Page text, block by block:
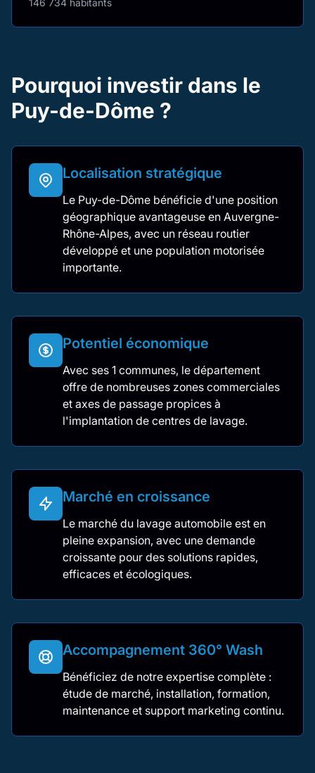
Pourquoi investir dans le
Puy-de-Dôme ?
Localisation stratégique
Le Puy-de-Dôme bénéficie d'une position
géographique avantageuse en Auvergne-
Rhône-Alpes, avec un réseau routier
développé et une population motorisée
importante.
Potentiel économique
Avec ses 1 communes, le département
offre de nombreuses zones commerciales
et axes de passage propices à
l'implantation de centres de lavage.
Marché en croissance
Le marché du lavage automobile est en
pleine expansion, avec une demande
croissante pour des solutions rapides,
efficaces et écologiques.
Accompagnement 360° Wash
Bénéficiez de notre expertise complète :
étude de marché, installation, formation,
maintenance et support marketing continu.